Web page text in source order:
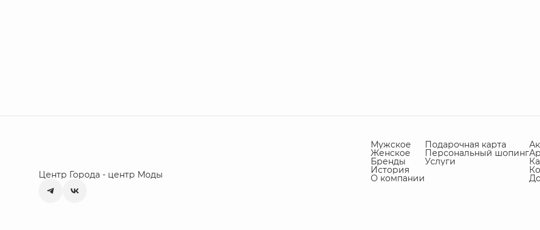
Центр Города - центр Моды
Мужское
Женское
Бренды
История
О компании
Подарочная карта
Персональный шопинг
Услуги